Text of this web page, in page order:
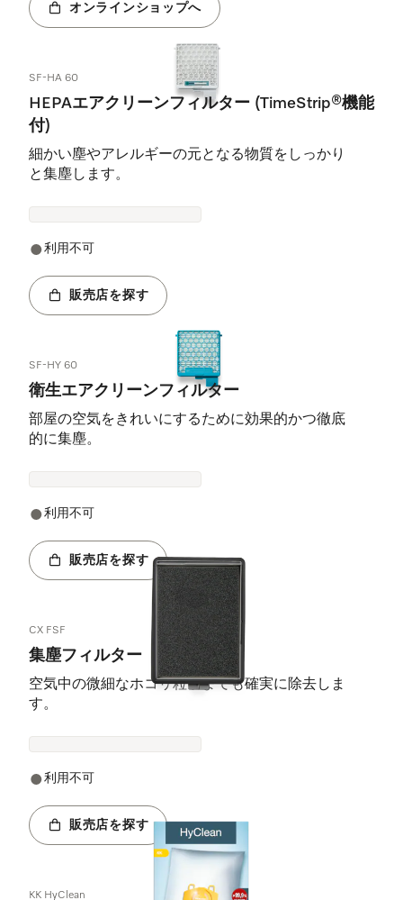
オンラインショップへ
SF-HA 60
HEPAエアクリーンフィルター (TimeStrip®機能
付)
細かい塵やアレルギーの元となる物質をしっかり
と集塵します。
利用不可
販売店を探す
SF-HY 60
衛生エアクリーンフィルター
部屋の空気をきれいにするために効果的かつ徹底
的に集塵。
利用不可
販売店を探す
CX FSF
集塵フィルター
空気中の微細なホコリ粒子までも確実に除去しま
す。
利用不可
販売店を探す
KK HyClean